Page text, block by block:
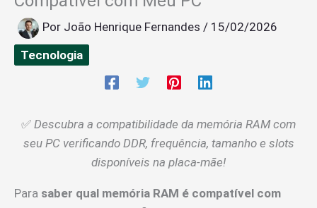
Por João Henrique Fernandes / 15/02/2026
Tecnologia
✅ Descubra a compatibilidade da memória RAM com
seu PC verificando DDR, frequência, tamanho e slots
disponíveis na placa-mãe!
Para saber qual memória RAM é compatível com